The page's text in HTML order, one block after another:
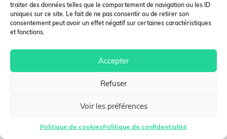
traiter des données telles que le comportement de navigation ou les ID
uniques sur ce site. Le fait de ne pas consentir ou de retirer son
consentement peut avoir un effet négatif sur certaines caractéristiques
et fonctions.
Accepter
Refuser
Voir les préférences
Politique de cookiesPolitique de confidentialité